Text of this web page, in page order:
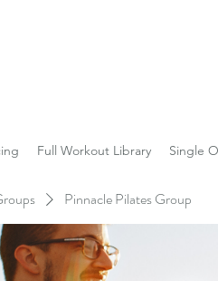
Full Workout Library Single
Pinnacle Pilates Group